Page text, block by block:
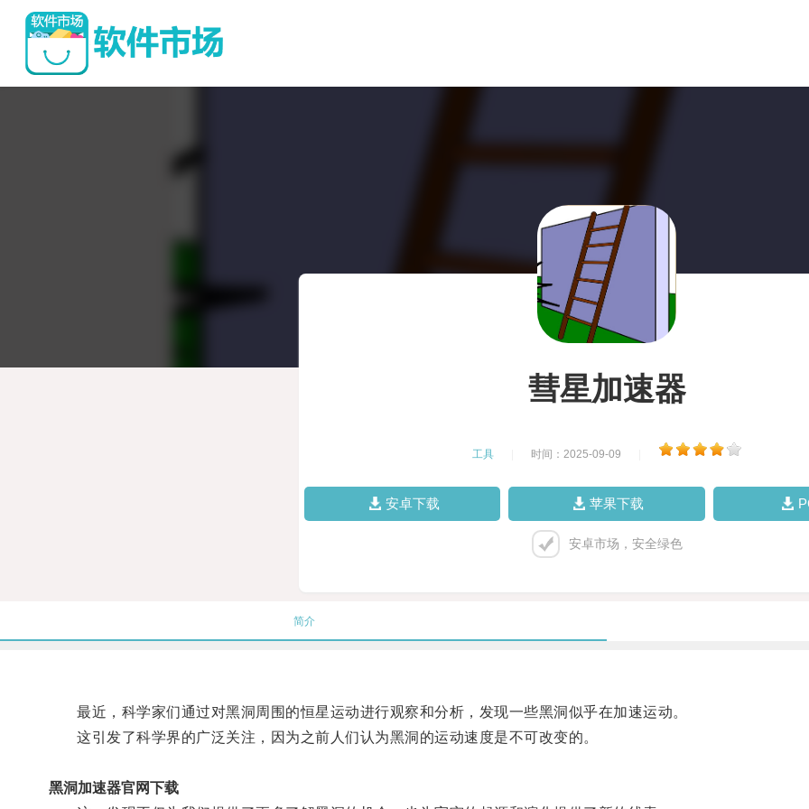
彗星加速器
工具 时间：2025-09-09
安卓下载 苹果下载
安卓市场，安全绿色
简介
最近，科学家们通过对黑洞周围的恒星运动进行观察和分析，发现一些黑洞似乎在加速运动。
这引发了科学界的广泛关注，因为之前人们认为黑洞的运动速度是不可改变的。
黑洞加速器官网下载